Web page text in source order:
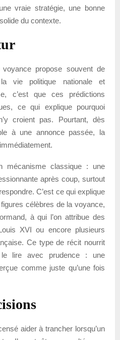
vraie stratégie, une bonne
du contexte.
voyance propose souvent de
vie politique nationale et
c’est que ces prédictions
ce qui explique pourquoi
croient pas. Pourtant, dès
à une annonce passée, la
mécanisme classique : une
après coup, surtout
C’est ce qui explique
célèbres de la voyance,
à qui l’on attribue des
XVI ou encore plusieurs
Ce type de récit nourrit
le lire avec prudence : une
comme juste qu’une fois
aider à trancher lorsqu’un